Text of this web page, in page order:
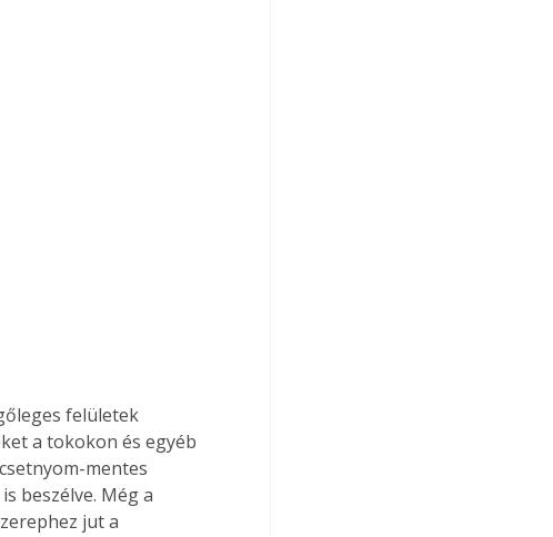
felületek
a tokokon és egyéb
mentes
beszélve. Még a
jut a